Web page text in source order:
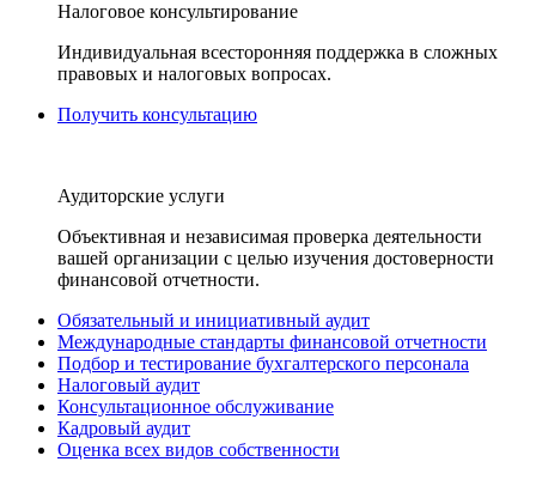
Налоговое консультирование
Индивидуальная всесторонняя поддержка в сложных
правовых и налоговых вопросах.
Получить консультацию
Аудиторские услуги
Объективная и независимая проверка деятельности
вашей организации с целью изучения достоверности
финансовой отчетности.
Обязательный и инициативный аудит
Международные стандарты финансовой отчетности
Подбор и тестирование бухгалтерского персонала
Налоговый аудит
Консультационное обслуживание
Кадровый аудит
Оценка всех видов собственности